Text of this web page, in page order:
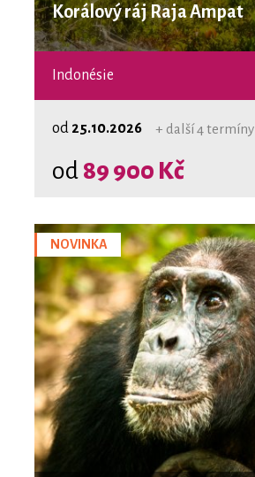
Korálový ráj Raja Ampat
Indonésie
od 25.10.2026 + další 4 termíny
od 89 900 Kč
NOVINKA